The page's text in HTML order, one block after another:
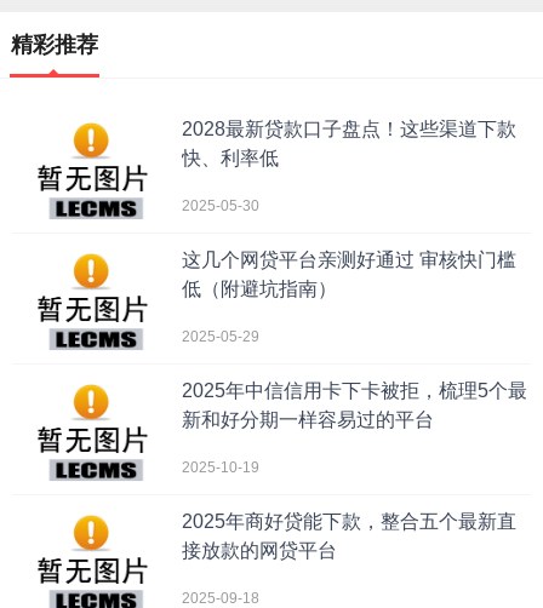
精彩推荐
2028最新贷款口子盘点！这些渠道下款
快、利率低
2025-05-30
这几个网贷平台亲测好通过 审核快门槛
低（附避坑指南）
2025-05-29
2025年中信信用卡下卡被拒，梳理5个最
新和好分期一样容易过的平台
2025-10-19
2025年商好贷能下款，整合五个最新直
接放款的网贷平台
2025-09-18